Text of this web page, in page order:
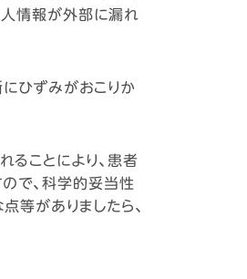
情報が外部に漏れ
ひずみがおこりか
ることにより、患者
で、科学的妥当性
等がありましたら、